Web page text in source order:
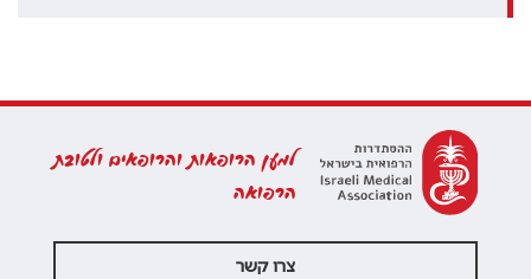
למען הרופאות והרופאים ולטובת
הרפואה
צרו קשר